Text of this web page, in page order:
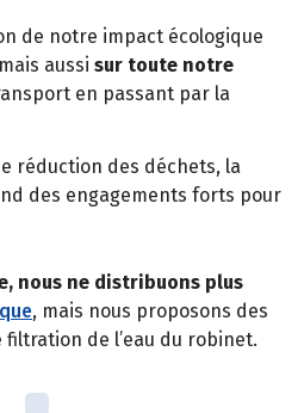
de notre impact écologique
aussi sur toute notre
en passant par la
réduction des déchets, la
des engagements forts pour
nous ne distribuons plus
, mais nous proposons des
de l’eau du robinet.